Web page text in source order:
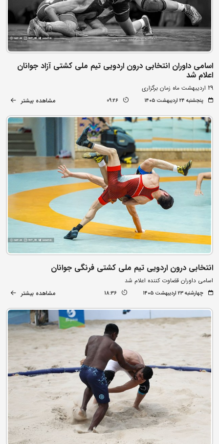
اسامی داوران انتخابی درون اردویی تیم ملی کشتی آزاد جوانان
اعلام شد
29 اردیبهشت ماه زمان برگزاری
پنجشنبه ۲۴ اردیبهشت ۱۴۰۵ 09:26 مشاهده بیشتر
انتخابی درون اردویی تیم ملی کشتی فرنگی جوانان
اسامی داوران قضاوت کننده اعلام شد
چهارشنبه ۲۳ اردیبهشت ۱۴۰۵ 18:36 مشاهده بیشتر